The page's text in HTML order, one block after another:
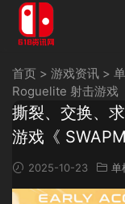
首页 > 游戏资讯 >
Roguelite 射击游戏
撕裂、交换、
游戏《
2025-10-23 单